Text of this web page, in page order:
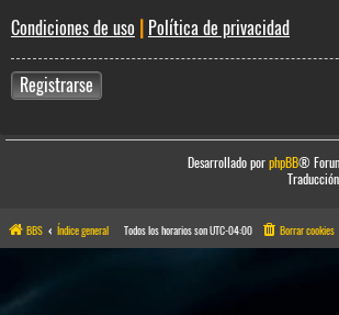
Condiciones de uso
Política de privacidad
Registrarse
Desarrollado porphpBB®
BBS Índice general Todos los horarios sonUTC-04:00 Borrar cookies